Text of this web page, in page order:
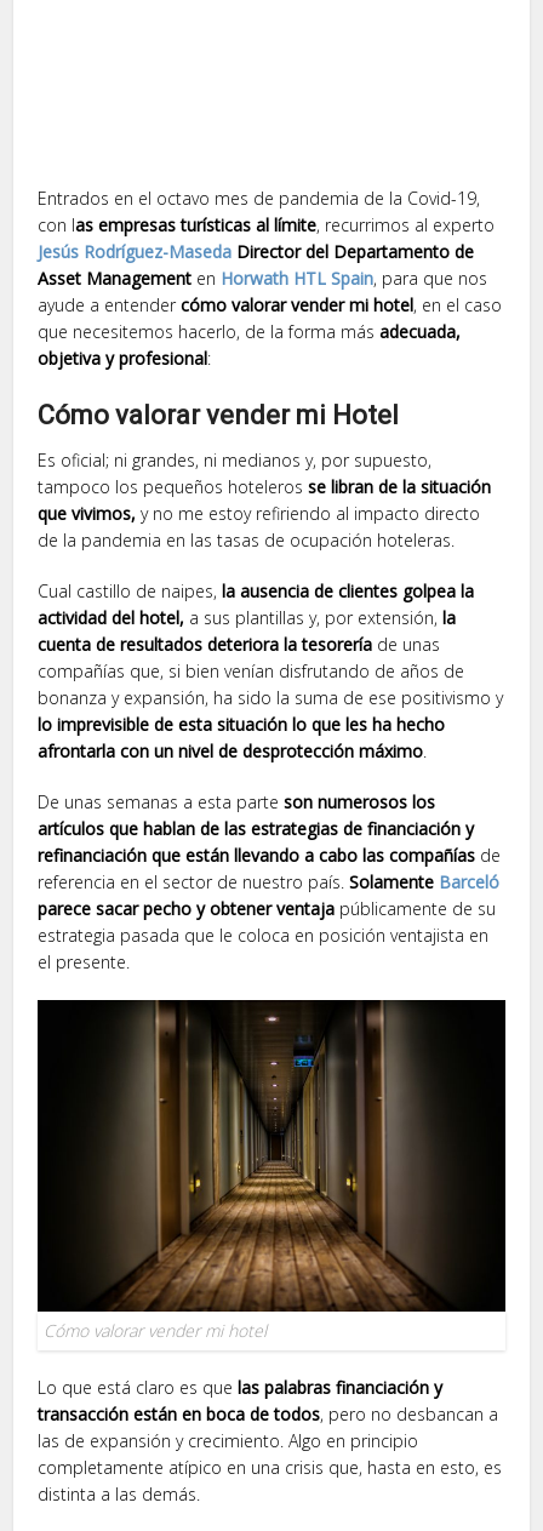
Entrados en el octavo mes de pandemia de la Covid-19,
con las empresas turísticas al límite, recurrimos al experto
Jesús Rodríguez-Maseda Director del Departamento de
Asset Management en Horwath HTL Spain, para que nos
ayude a entendercómo valorar vender mi hotel, en el caso
que necesitemos hacerlo, de la forma másadecuada,
objetiva y profesional:
Cómo valorar vender mi Hotel
Es oficial; ni grandes, ni medianos y, por supuesto,
tampoco los pequeños hoteleros se libran de la situación
que vivimos,y no me estoy refiriendo al impacto directo
de la pandemia en las tasas de ocupación hoteleras.
Cual castillo de naipes, la ausencia de clientes golpea la
actividad del hotel, a sus plantillas y, por extensión,la
cuenta de resultados deteriora la tesorería de unas
compañías que, si bien venían disfrutando de años de
bonanza y expansión, ha sido la suma de ese positivismo y
lo imprevisible de esta situación lo que les ha hecho
afrontarla con un nivel de desprotección máximo
De unas semanas a esta parteson numerosos los
artículos que hablan de las estrategias de financiación y
refinanciación que están llevando a cabo las compañías de
referencia en el sector de nuestro país.Solamente Barceló
parece sacar pecho y obtener ventaja públicamente de su
estrategia pasada que le coloca en posición ventajista en
el presente.
Cómo valorar vender mi hotel
Lo que está claro es que las palabras financiación y
transacción están en boca de todos, pero no desbancan a
las de expansión y crecimiento. Algo en principio
completamente atípico en una crisis que, hasta en esto, es
distinta a las demás.